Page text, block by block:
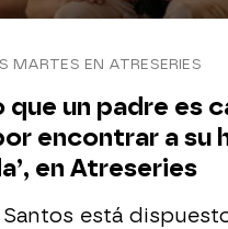
MARTES EN ATRESERIES
que un padre es
encontrar a su
en Atreseries
está